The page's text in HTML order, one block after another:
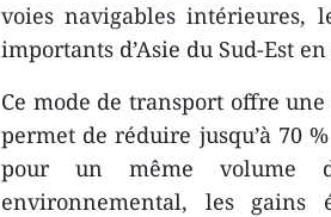
voies navigables intérieures,
importants d’Asie du Sud-Est
Ce mode de transport offre
permet de réduire jusqu’à 70
pour un même volume
environnemental, les gains